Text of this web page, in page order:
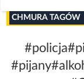
CHMURA TAGÓW
#policja
#pijany